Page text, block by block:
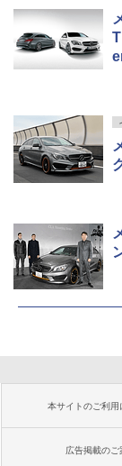
本サイトのご利用
広告掲載のご